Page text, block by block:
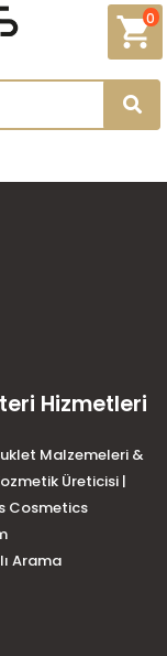
shopping_cart
0
Hizmetleri
Malzemeleri &
Üreticisi |
Cosmetics
Arama